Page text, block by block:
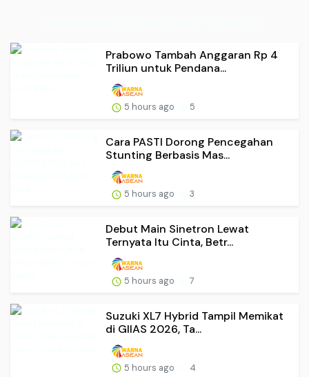
Prabowo Tambah Anggaran Rp 4
Triliun untuk Pendana...
5 hours ago 5
Cara PASTI Dorong Pencegahan
Stunting Berbasis Mas...
5 hours ago 3
Debut Main Sinetron Lewat
Ternyata Itu Cinta, Betr...
5 hours ago 7
Suzuki XL7 Hybrid Tampil Memikat
di GIIAS 2026, Ta...
5 hours ago 4